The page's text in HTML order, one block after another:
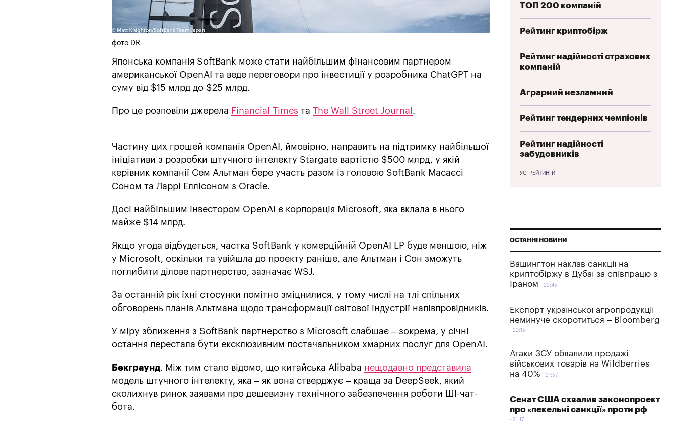
фото DR
Японська компанія SoftBank може стати найбільшим фінансовим партнером
американської OpenAI та веде переговори про інвестиції у розробника ChatGPT на
суму від $15 млрд до $25 млрд.
Про це розповіли джерела Financial Times та The Wall Street Journal .
Частину цих грошей компанія OpenAI, ймовірно, направить на підтримку найбільшої
ініціативи з розробки штучного інтелекту Stargate вартістю $500 млрд, у якій
керівник компанії Сем Альтман бере участь разом із головою SoftBank Масаєсі
Соном та Ларрі Еллісоном з Oracle.
Досі найбільшим інвестором OpenAI є корпорація Microsoft, яка вклала в нього
майже $14 млрд.
Якщо угода відбудеться, частка SoftBank у комерційній OpenAI LP буде меншою, ніж
у Microsoft, оскільки та увійшла до проекту раніше, але Альтман і Сон зможуть
поглибити ділове партнерство, зазначає WSJ.
За останній рік їхні стосунки помітно зміцнилися, у тому числі на тлі спільних
обговорень планів Альтмана щодо трансформації світової індустрії напівпровідників.
У міру зближення з SoftBank партнерство з Microsoft слабшає – зокрема, у січні
остання перестала бути ексклюзивним постачальником хмарних послуг для OpenAI.
Бекграунд. Між тим стало відомо, що китайська Alibaba нещодавно представила
модель штучного інтелекту, яка – як вона стверджує – краща за DeepSeek, який
сколихнув ринок заявами про дешевизну технічного забезпечення роботи ШІ-чат-
бота.
ТОП 200 компаній
Рейтинг криптобірж
Рейтинг надійності страхових
компаній
Аграрний незламний
Рейтинг тендерних чемпіонів
Рейтинг надійності
забудовників
УСІ РЕЙТИНГИ
ОСТАННІ НОВИНИ
Вашингтон наклав санкції на
криптобіржу в Дубаї за співпрацю з
Іраном
22:45
Експорт української агропродукції
неминуче скоротиться – Bloomberg
22:15
Атаки ЗСУ обвалили продажі
військових товарів на Wildberries
на 40%
21:57
Сенат США схвалив законопроект
про «пекельні санкції» проти рф
21:17